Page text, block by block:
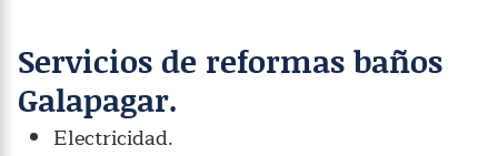
Servicios de reformas baños
Galapagar.
Electricidad.